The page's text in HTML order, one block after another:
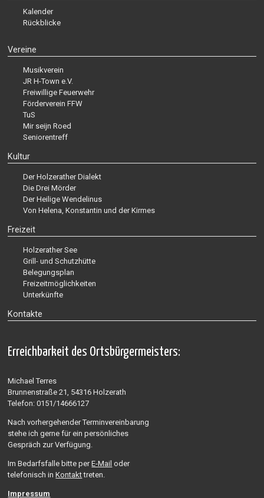
Kalender
Rückblicke
Vereine
Musikverein
JR H-Town e.V.
Freiwillige Feuerwehr
Förderverein FFW
TuS
Mir seijn Roed
Seniorentreff
Kultur
Der Holzerather Dialekt
Die Drei Mörder
Der Heilige Wendelinus
Von Helena, Konstantin und der Kirmes
Freizeit
Holzerather See
Grill- und Schutzhütte
Belegungsplan
Freizeitmöglichkeiten
Unterkünfte
Kontakte
Erreichbarkeit des Ortsbürgermeisters:
Michael Terres
Brunnenstraße 21, 54316 Holzerath
Telefon: 0151/14666127
Nach vorhergehender Terminvereinbarung
stehe ich gerne für ein persönliches
Gespräch zur Verfügung.
Im Bedarfsfalle bitte perE-Mail oder
telefonisch inKontakttreten.
Impressum